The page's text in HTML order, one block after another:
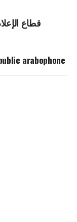
قطاع
arabophone